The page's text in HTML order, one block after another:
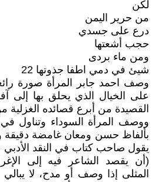
لكن
من حرير اليمن
درع على جسدي
حجب أشعتها
ومن ماء بردى
شيئ في دمي اطفا جذوتها 22
وصف احمد جابر المرأة صورة
على الخيال الذي يحلق بها إلى
القصيدة من أبرع قصائده الغزلية
ووصف المرأة السوداء وتناول
بألفاظ حسن ومعان غامضة دقيقة
يقول صاحب كتاب في النقد
(أن يقصد الشاعر فيه إلى
المثلى إذا وصف أو مدح، لا يبالي